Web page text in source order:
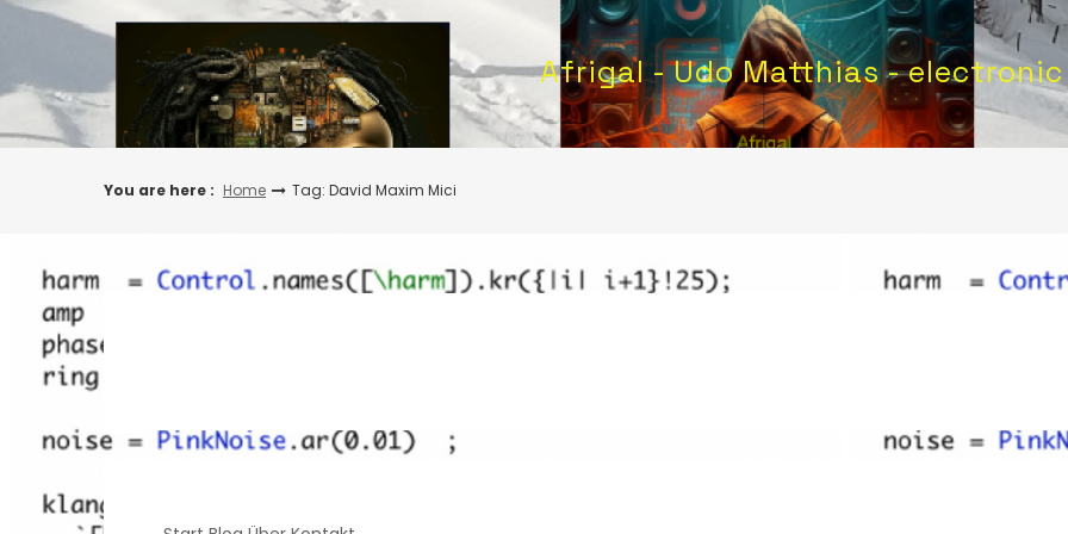
Skip
Afrigal - Udo Matthias - electronic
You are here : Home Tag: David Maxim Mici